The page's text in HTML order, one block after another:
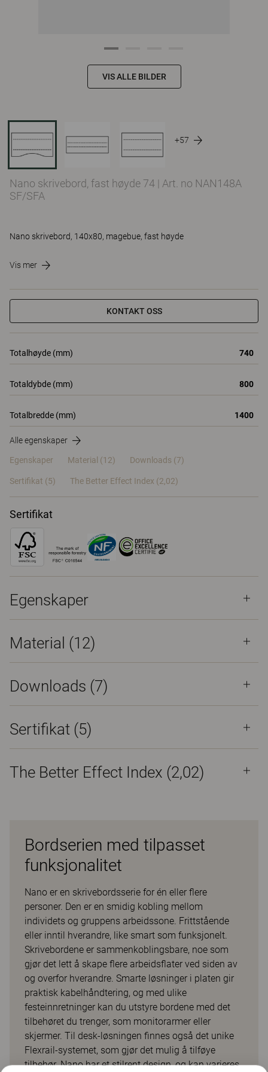
VIS ALLE BILDER
+57
Nano skrivebord, fast høyde 74 | Art. no NAN148A
SF/SFA
Nano skrivebord, 140x80, magebue, fast høyde
Vis mer
KONTAKT OSS
Totalhøyde (mm) 740
Totaldybde (mm) 800
Totalbredde (mm) 1400
Alle egenskaper
Egenskaper Material (12) Downloads (7)
Sertifikat (5) The Better Effect Index (2,02)
Sertifikat
Egenskaper
Material (12)
Downloads (7)
Sertifikat (5)
The Better Effect Index (2,02)
Bordserien med tilpasset
funksjonalitet
Nano er en skrivebordsserie for én eller flere
personer. Den er en smidig kobling mellom
individets og gruppens arbeidssone. Frittstående
eller inntil hverandre, like smart som funksjonelt.
Skrivebordene er sammenkoblingsbare, noe som
gjør det lett å skape flere arbeidsflater ved siden av
og overfor hverandre. Smarte løsninger i platen gir
praktisk kabelhåndtering, og med ulike
festeinnretninger kan du utstyre bordene med det
tilbehøret du trenger, som monitorarmer eller
skjermer. Til desk-løsningen finnes også det unike
Flexrail-systemet, som gjør det mulig å tilføye
tilbehør. Nano har et stilrent design, og kan varieres